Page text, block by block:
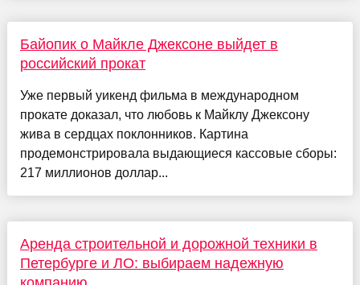
Байопик о Майкле Джексоне выйдет в
российский прокат
Уже первый уикенд фильма в международном
прокате доказал, что любовь к Майклу Джексону
жива в сердцах поклонников. Картина
продемонстрировала выдающиеся кассовые сборы:
217 миллионов доллар...
Аренда строительной и дорожной техники в
Петербурге и ЛО: выбираем надежную